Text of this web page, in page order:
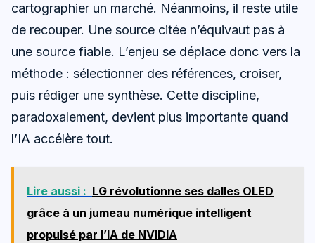
cartographier un marché. Néanmoins, il reste utile
de recouper. Une source citée n’équivaut pas à
une source fiable. L’enjeu se déplace donc vers la
méthode : sélectionner des références, croiser,
puis rédiger une synthèse. Cette discipline,
paradoxalement, devient plus importante quand
l’IA accélère tout.
Lire aussi : LG révolutionne ses dalles OLED
grâce à un jumeau numérique intelligent
propulsé par l’IA de NVIDIA